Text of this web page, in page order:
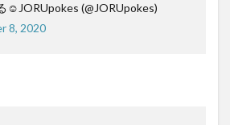
☺︎JORUpokes (@JORUpokes)
8, 2020